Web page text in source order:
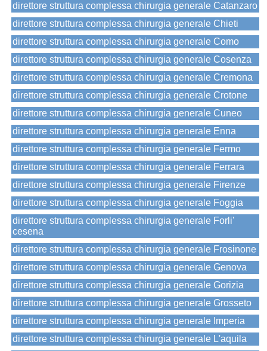
direttore struttura complessa chirurgia generale Catanzaro
direttore struttura complessa chirurgia generale Chieti
direttore struttura complessa chirurgia generale Como
direttore struttura complessa chirurgia generale Cosenza
direttore struttura complessa chirurgia generale Cremona
direttore struttura complessa chirurgia generale Crotone
direttore struttura complessa chirurgia generale Cuneo
direttore struttura complessa chirurgia generale Enna
direttore struttura complessa chirurgia generale Fermo
direttore struttura complessa chirurgia generale Ferrara
direttore struttura complessa chirurgia generale Firenze
direttore struttura complessa chirurgia generale Foggia
direttore struttura complessa chirurgia generale Forli'
cesena
direttore struttura complessa chirurgia generale Frosinone
direttore struttura complessa chirurgia generale Genova
direttore struttura complessa chirurgia generale Gorizia
direttore struttura complessa chirurgia generale Grosseto
direttore struttura complessa chirurgia generale Imperia
direttore struttura complessa chirurgia generale L'aquila